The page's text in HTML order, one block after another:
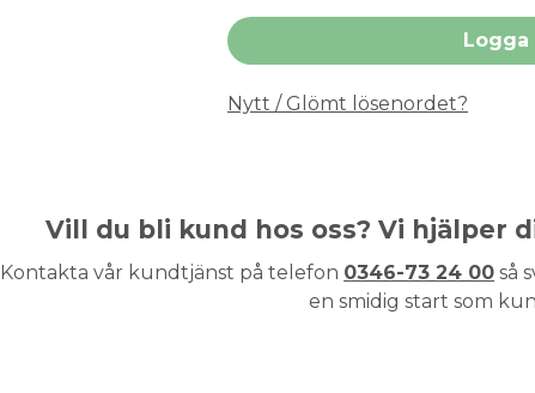
Nytt / Glömt lösenordet?
Vill du bli kund hos oss? Vi hjälper
Kontakta vår kundtjänst på telefon 0346-73 24 00 så
en smidig start som